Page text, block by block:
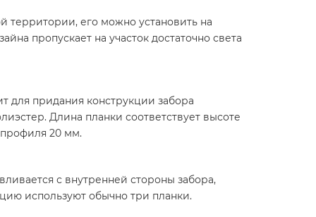
территории, его можно установить на
пропускает на участок достаточно света
для придания конструкции забора
Длина планки соответствует высоте
20 мм.
с внутренней стороны забора,
используют обычно три планки.